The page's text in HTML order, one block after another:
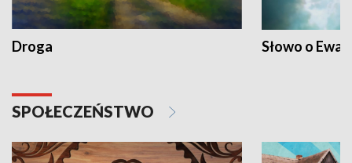
Droga Słowo o
SPOŁECZEŃSTWO